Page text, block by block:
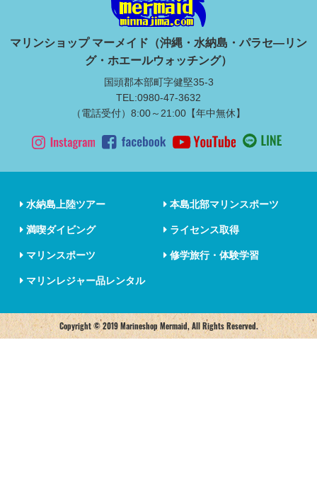
マリンショップ マーメイド（沖縄・水納島・パラセ―リン
グ・ホエールウォッチング）
国頭郡本部町字健堅35-3
TEL:0980-47-3632
（電話受付）8:00～21:00【年中無休】
水納島上陸ツアー 本島北部マリンスポーツ
満喫ダイビング ライセンス取得
マリンスポーツ 修学旅行・体験学習
マリンレジャー品レンタル
Copyright © 2019 Marineshop Mermaid, All Rights Reserved.